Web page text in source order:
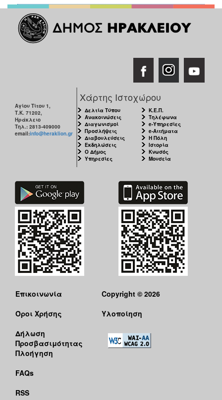
Αγίου Τίτου 1,
Τ.Κ. 71202,
Ηράκλειο
Τηλ.: 2813-409000
email:info@heraklion.gr
Χάρτης Ιστοχώρου
Δελτία Τύπου
Ανακοινώσεις
Διαγωνισμοί
Προσλήψεις
Διαβουλεύσεις
Εκδηλώσεις
Ο Δήμος
Υπηρεσίες
Κ.Ε.Π.
Τηλέφωνα
e-Υπηρεσίες
e-Αιτήματα
Η Πόλη
Ιστορία
Κνωσός
Μουσεία
Επικοινωνία
Όροι Χρήσης
Δήλωση
Προσβασιμότητας
Πλοήγηση
FAQs
RSS
Copyright © 2026
Υλοποίηση